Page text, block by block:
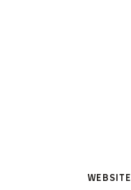
WEBSITE